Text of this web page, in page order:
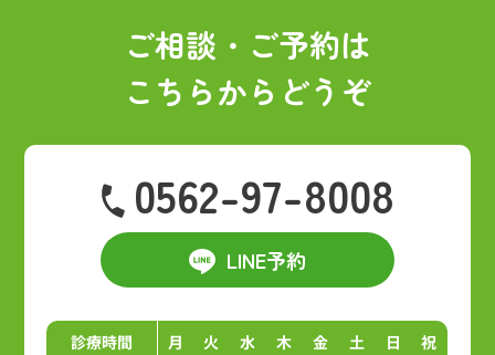
ご相談・ご予約は
こちらからどうぞ
0562-97-8008
LINE予約
診療時間 月 火 水 木 金 土 日 祝